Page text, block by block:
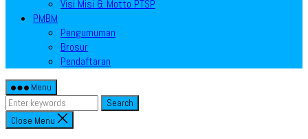
Visi Misi & Motto PTSP
PMBM
Pengumuman
Brosur
Pendaftaran
Menu
Search
Close Menu